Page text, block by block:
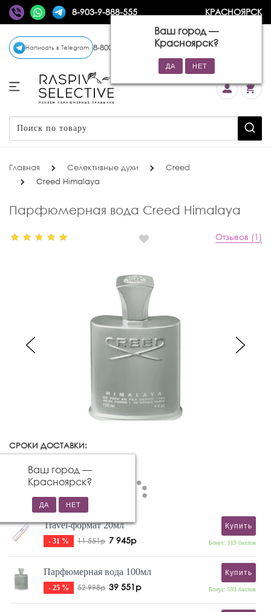
8-903-9-888-555 КРАСНОЯРСК
Ваш город —
Красноярск?
Написать в Telegram 8-800-770-72-34 (бесплатно)
Главная Селективные духи
Creed
Creed Himalaya
Парфюмерная вода Creed Himalaya
Отзывов (1)
СРОКИ ДОСТАВКИ:
Ваш город —
Красноярск?
Travel-формат 20мл
- 31 % 11 551р 7 945р
Купить
Бонус: 119 баллов
Парфюмерная вода 100мл
- 25 % 52 998р 39 551р
Купить
Бонус: 593 баллов